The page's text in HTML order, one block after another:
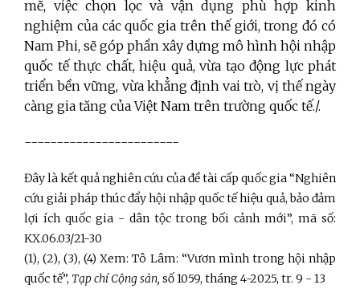
mẽ, việc chọn lọc và vận dụng phù hợp kinh
nghiệm của các quốc gia trên thế giới, trong đó có
Nam Phi, sẽ góp phần xây dựng mô hình hội nhập
quốc tế thực chất, hiệu quả, vừa tạo động lực phát
triển bền vững, vừa khẳng định vai trò, vị thế ngày
càng gia tăng của Việt Nam trên trường quốc tế./.
------------------------
Đây là kết quả nghiên cứu của đề tài cấp quốc gia “Nghiên
cứu giải pháp thúc đẩy hội nhập quốc tế hiệu quả, bảo đảm
lợi ích quốc gia - dân tộc trong bối cảnh mới”, mã số:
KX.06.03/21-30
(1), (2), (3), (4) Xem: Tô Lâm: “Vươn mình trong hội nhập
quốc tế”, Tạp chí Cộng sản, số 1059, tháng 4-2025, tr. 9 - 13